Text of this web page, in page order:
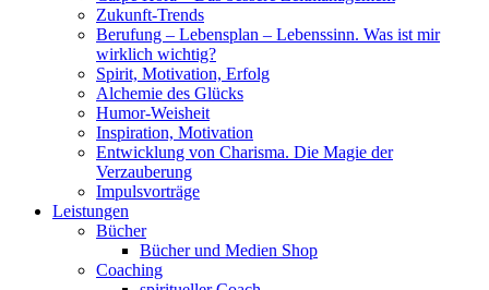
Zukunft-Trends
Berufung – Lebensplan – Lebenssinn. Was ist mir
wirklich wichtig?
Spirit, Motivation, Erfolg
Alchemie des Glücks
Humor-Weisheit
Inspiration, Motivation
Entwicklung von Charisma. Die Magie der
Verzauberung
Impulsvorträge
Leistungen
Bücher
Bücher und Medien Shop
Coaching